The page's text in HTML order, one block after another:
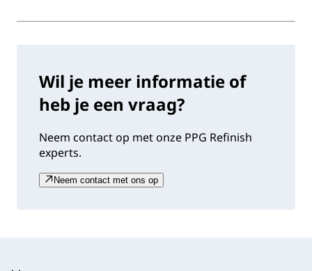
Wil je meer informatie of
heb je een vraag?
Neem contact op met onze PPG Refinish
experts.
Neem contact met ons op